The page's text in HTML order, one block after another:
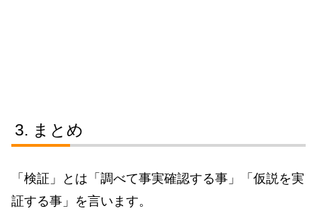
まとめ
「検証」とは「調べて事実確認する事」「仮説を実
証する事」を言います。